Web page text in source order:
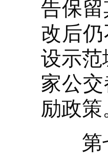
告保
改后
设示范
家公
励政策
第七